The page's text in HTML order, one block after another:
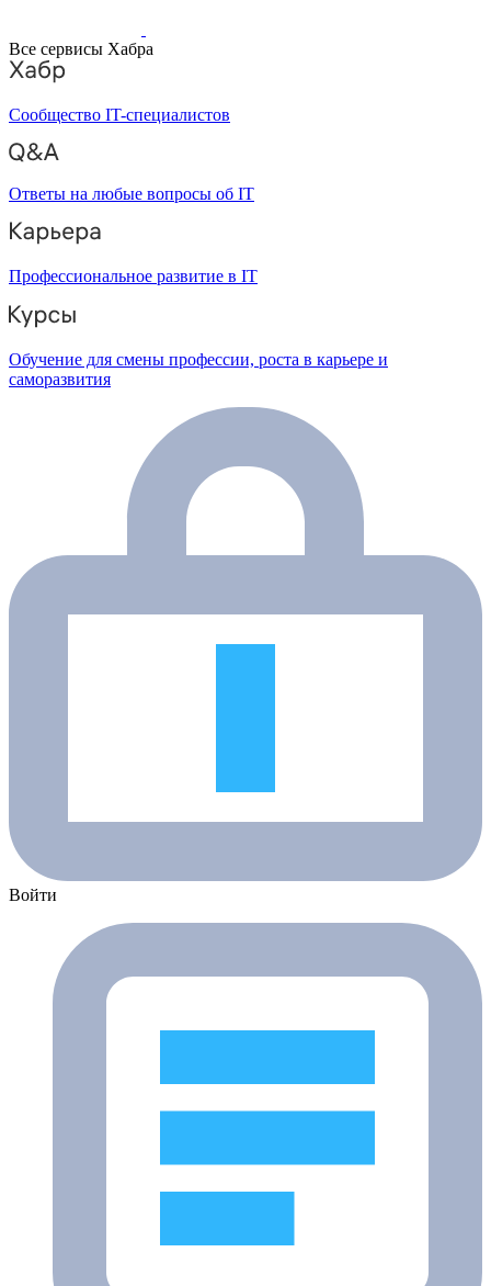
Все сервисы Хабра
Сообщество IT-специалистов
Ответы на любые вопросы об IT
Профессиональное развитие в IT
Обучение для смены профессии, роста в карьере и
саморазвития
Войти